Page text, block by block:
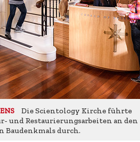
Die Scientology Kirche führte
und Restaurierungsarbeiten an den
Baudenkmals durch.